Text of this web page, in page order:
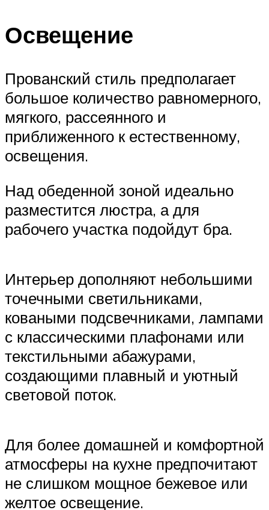
Освещение
Прованский стиль предполагает
большое количество равномерного,
мягкого, рассеянного и
приближенного к естественному,
освещения.
Над обеденной зоной идеально
разместится люстра, а для
рабочего участка подойдут бра.
Интерьер дополняют небольшими
точечными светильниками,
коваными подсвечниками, лампами
с классическими плафонами или
текстильными абажурами,
создающими плавный и уютный
световой поток.
Для более домашней и комфортной
атмосферы на кухне предпочитают
не слишком мощное бежевое или
желтое освещение.